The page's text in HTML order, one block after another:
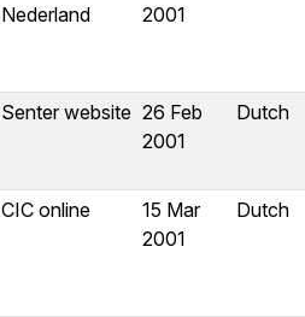
Nederland
2001
Senter website 26 Feb
2001
Dutch
CIC online
15 Mar
2001
Dutch